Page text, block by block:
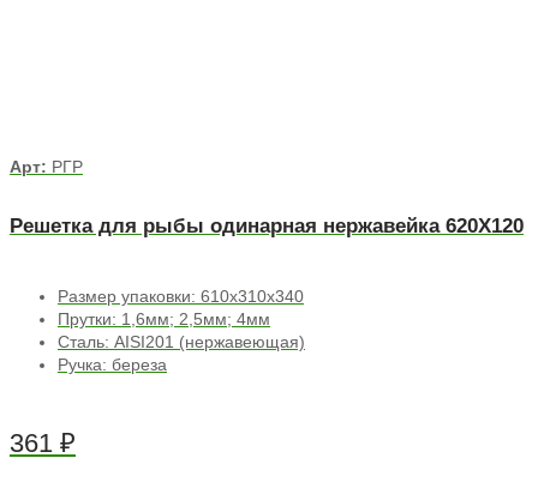
Арт: РГР
Решетка для рыбы одинарная нержавейка 620Х120
Размер упаковки: 610х310х340
Прутки: 1,6мм; 2,5мм; 4мм
Сталь: AISI201 (нержавеющая)
Ручка: береза
361 ₽